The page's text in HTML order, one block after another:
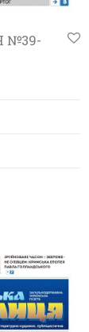
№39-